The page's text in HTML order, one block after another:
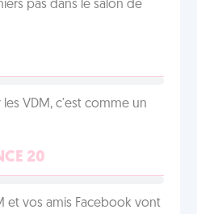
pas dans le salon de
les VDM, c'est comme un
20
et vos amis Facebook vont